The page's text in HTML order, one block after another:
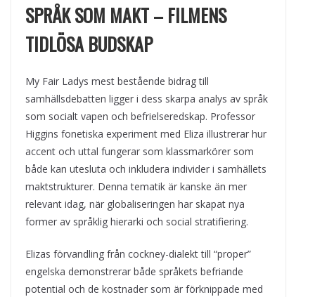
SPRÅK SOM MAKT – FILMENS
TIDLÖSA BUDSKAP
My Fair Ladys mest bestående bidrag till
samhällsdebatten ligger i dess skarpa analys av språk
som socialt vapen och befrielseredskap. Professor
Higgins fonetiska experiment med Eliza illustrerar hur
accent och uttal fungerar som klassmarkörer som
både kan utesluta och inkludera individer i samhällets
maktstrukturer. Denna tematik är kanske än mer
relevant idag, när globaliseringen har skapat nya
former av språklig hierarki och social stratifiering.
Elizas förvandling från cockney-dialekt till “proper”
engelska demonstrerar både språkets befriande
potential och de kostnader som är förknippade med